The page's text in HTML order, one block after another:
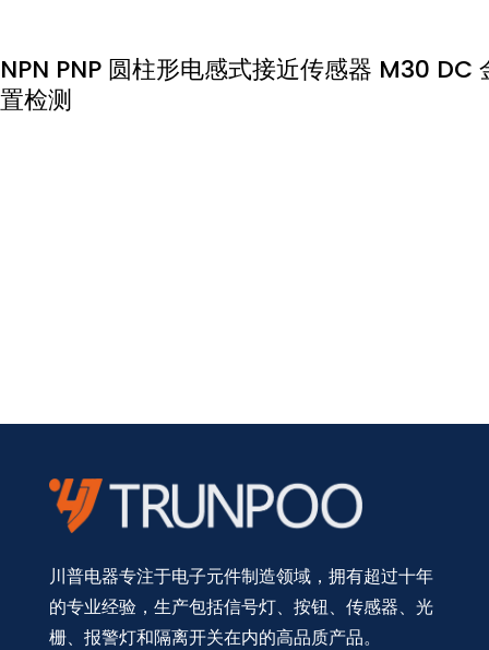
NPN PNP 圆柱形电感式接近传感器 M30 DC
置检测
川普电器专注于电子元件制造领域，拥有超过十年
的专业经验，生产包括信号灯、按钮、传感器、光
栅、报警灯和隔离开关在内的高品质产品。